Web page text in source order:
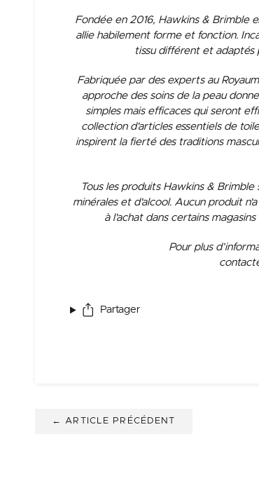
Fondée en 2016, Hawkins & Brimble
allie habilement forme et fonction.
tissu différent et
Fabriquée par des experts au
approche des soins de la peau
simples mais efficaces qui seront
collection d'articles essentiels de
inspirent la fierté des traditions
Tous les produits Hawkins &
minérales et d'alcool. Aucun produit
à l'achat dans certains
Pour plus
Partager
← ARTICLE PRÉCÉDENT